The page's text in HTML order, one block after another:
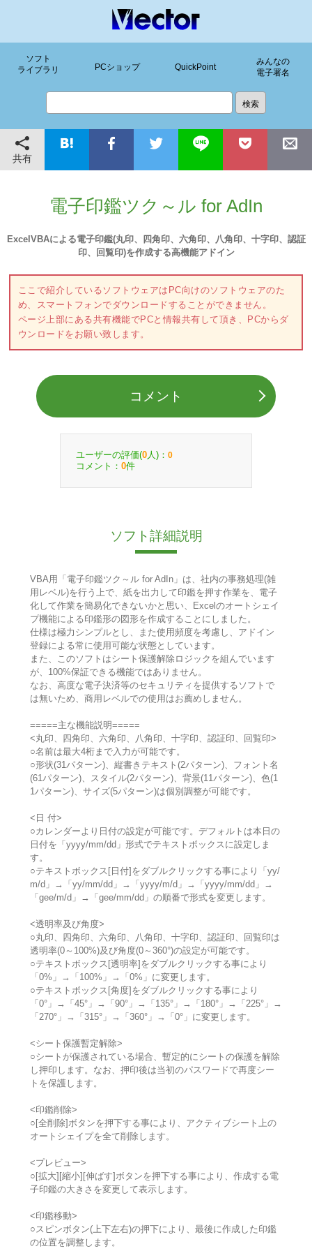
ソフト
ライブラリ
PCショップ QuickPoint
みんなの
電子署名
共有
電子印鑑ツク～ル for AdIn
ExcelVBAによる電子印鑑(丸印、四角印、六角印、八角印、十字印、認証
印、回覧印)を作成する高機能アドイン
ここで紹介しているソフトウェアはPC向けのソフトウェアのた
め、スマートフォンでダウンロードすることができません。
ページ上部にある共有機能でPCと情報共有して頂き、PCからダ
ウンロードをお願い致します。
コメント
ユーザーの評価(0 人)： 0
コメント： 0件
ソフト詳細説明
VBA用「電子印鑑ツク～ル for AdIn」は、社内の事務処理(雑
用レベル)を行う上で、紙を出力して印鑑を押す作業を、電子
化して作業を簡易化できないかと思い、Excelのオートシェイ
プ機能による印鑑形の図形を作成することにしました。
仕様は極力シンプルとし、また使用頻度を考慮し、アドイン
登録による常に使用可能な状態としています。
また、このソフトはシート保護解除ロジックを組んでいます
が、100%保証できる機能ではありません。
なお、高度な電子決済等のセキュリティを提供するソフトで
は無いため、商用レベルでの使用はお薦めしません。
=====主な機能説明=====
<丸印、四角印、六角印、八角印、十字印、認証印、回覧印>
○名前は最大4桁まで入力が可能です。
○形状(31パターン)、縦書きテキスト(2パターン)、フォント名
(61パターン)、スタイル(2パターン)、背景(11パターン)、色(1
1パターン)、サイズ(5パターン)は個別調整が可能です。
<日 付>
○カレンダーより日付の設定が可能です。デフォルトは本日の
日付を「yyyy/mm/dd」形式でテキストボックスに設定しま
す。
○テキストボックス[日付]をダブルクリックする事により「yy/
m/d」→「yy/mm/dd」→「yyyy/m/d」→「yyyy/mm/dd」→
「gee/m/d」→「gee/mm/dd」の順番で形式を変更します。
<透明率及び角度>
○丸印、四角印、六角印、八角印、十字印、認証印、回覧印は
透明率(0～100%)及び角度(0～360°)の設定が可能です。
○テキストボックス[透明率]をダブルクリックする事により
「0%」→「100%」→「0%」に変更します。
○テキストボックス[角度]をダブルクリックする事により
「0°」→「45°」→「90°」→「135°」→「180°」→「225°」→
「270°」→「315°」→「360°」→「0°」に変更します。
<シート保護暫定解除>
○シートが保護されている場合、暫定的にシートの保護を解除
し押印します。なお、押印後は当初のパスワードで再度シー
トを保護します。
<印鑑削除>
○[全削除]ボタンを押下する事により、アクティブシート上の
オートシェイプを全て削除します。
<プレビュー>
○[拡大][縮小][伸ばす]ボタンを押下する事により、作成する電
子印鑑の大きさを変更して表示します。
<印鑑移動>
○スピンボタン(上下左右)の押下により、最後に作成した印鑑
の位置を調整します。